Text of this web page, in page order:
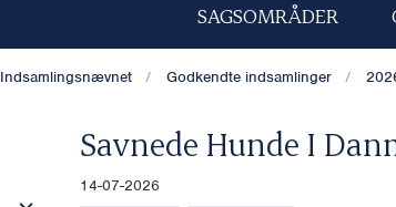
SAGSOMRÅDER
Indsamlingsnævnet Godkendte indsamlinger
Savnede Hunde I
14-07-2026